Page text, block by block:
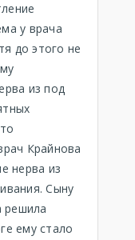
у врача
до этого не
из под
Крайнова
нерва из
Сыну
решила
ему стало